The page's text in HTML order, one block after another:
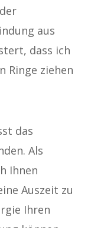
aus
dass ich
Ringe ziehen
das
Als
Ihnen
Auszeit zu
Ihren